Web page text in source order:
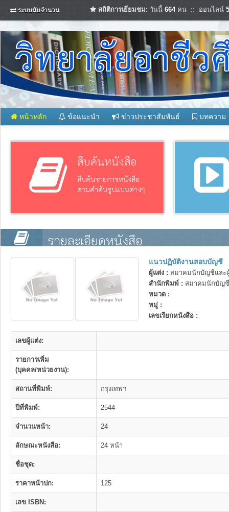
ระบบนับจำนวน สถิติการเยี่ยมชม: วันนี้ 664คน :: ออนไลน์
หน้าหลัก ข้อแนะนำ ข่าวประชาสัมพันธ์ บทความ
สืบค้นหนังสือ
สืบค้นรายการหนังสือ
ตามคำค้นรูปแบบต่างๆ
รายละเอียดหนังสือ
แนวปฏิบัติงานสอบบัญชี
ผู้แต่ง : สมาคมนักบัญชีและ
สำนักพิมพ์ : สมาคมนักบัญ
หมวด :
หมู่ :
เลขเรียกหนังสือ :
เลขผู้แต่ง:
รายการเพิ่ม
(บุคคล/หน่วยงาน):
สถานที่พิมพ์: กรุงเทพฯ
ปีที่พิมพ์: 2544
จำนวนหน้า: 24
ลักษณะหนังสือ: 24 หน้า
ชื่อชุด:
ราคาหน้าปก: 125
เลข ISBN: